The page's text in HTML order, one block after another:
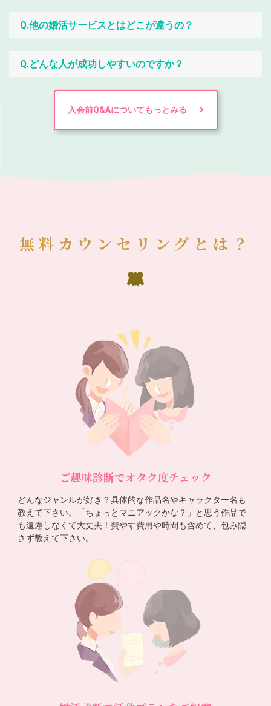
Q.他の婚活サービスとはどこが違うの？
Q.どんな人が成功しやすいのですか？
入会前Q&Aについてもっとみる
無料カウンセリングとは？
ご趣味診断でオタク度チェック
どんなジャンルが好き？具体的な作品名やキャラクター名も
教えて下さい。「ちょっとマニアックかな？」と思う作品で
も遠慮しなくて大丈夫！費やす費用や時間も含めて、包み隠
さず教えて下さい。